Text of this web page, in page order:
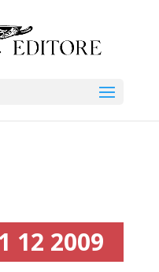
12 2009